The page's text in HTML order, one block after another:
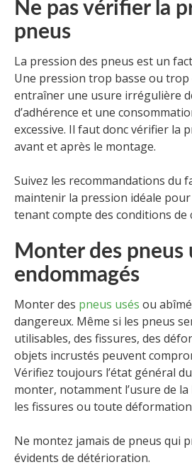
Ne pas vérifier la
pneus
La pression des pneus est un
Une pression trop basse ou trop
entraîner une usure irrégulière
d’adhérence et une
excessive. Il faut donc vérifier la
avant et après le montage.
Suivez les recommandations du
maintenir la pression idéale
tenant compte des conditions de
Monter des pneus
endommagés
Monter des pneus usés ou
dangereux. Même si les pneus
utilisables, des fissures, des
objets incrustés peuvent
Vérifiez toujours l’état général
monter, notamment l’usure de
les fissures ou toute
Ne montez jamais de pneus qui
évidents de détérioration.